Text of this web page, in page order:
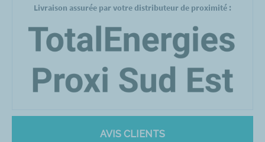
Livraison assurée par votre distributeur de proximité :
AVIS CLIENTS